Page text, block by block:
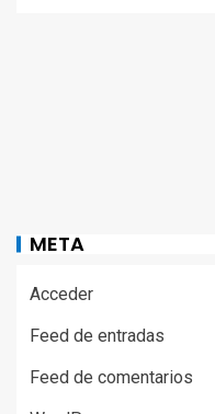
META
Acceder
Feed de entradas
Feed de comentarios